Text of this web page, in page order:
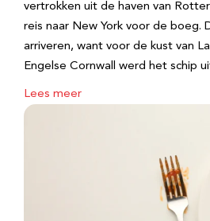
vertrokken uit de haven van
reis naar New York voor de boeg.
arriveren, want voor de kust van
Engelse Cornwall werd het schip
Lees meer